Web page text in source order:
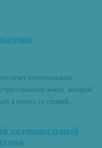
использование
жмых, который
в озерах со стоячей...
потенциальный